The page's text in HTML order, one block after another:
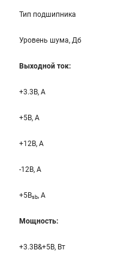
Тип подшипника
Уровень шума, Дб
Выходной ток:
+3.3B, А
+5B, А
+12B, A
-12B, A
+5Bsb, A
Мощность:
+3.3B&+5B, Вт